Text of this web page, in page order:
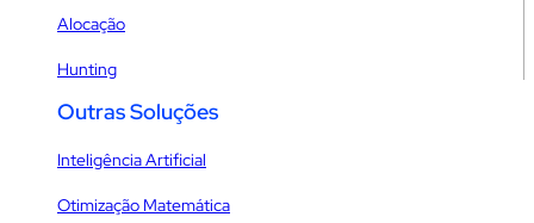
Alocação
Hunting
Outras Soluções
Inteligência Artificial
Otimização Matemática